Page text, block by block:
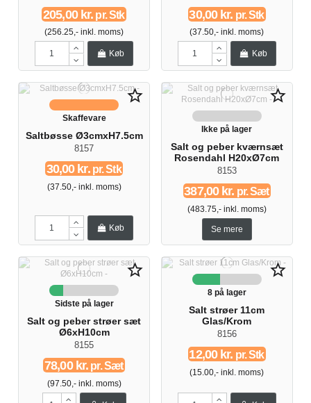
205,00 kr. pr. Stk
(256.25,- inkl. moms)
Køb
30,00 kr. pr. Stk
(37.50,- inkl. moms)
Køb
star_border
Skaffevare
Saltbøsse Ø3cmxH7.5cm
8157
30,00 kr.pr. Stk
(37.50,- inkl. moms)
Køb
star_border
Ikke på lager
Salt og peber kværnsæt
Rosendahl H20xØ7cm
8153
387,00 kr. pr. Sæt
(483.75,- inkl. moms)
Se mere
star_border
Sidste på lager
Salt og peber strøer sæt
Ø6xH10cm
8155
78,00 kr. pr. Sæt
(97.50,- inkl. moms)
star_border
8 på lager
Salt strøer 11cm
Glas/Krom
8156
12,00 kr. pr. Stk
(15.00,- inkl. moms)